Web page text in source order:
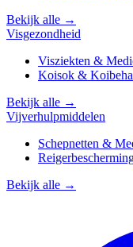
Bekijk alle →
Visgezondheid
Visziekten &
Koisok &
Bekijk alle →
Vijverhulpmiddelen
Schepnetten &
Bekijk alle →